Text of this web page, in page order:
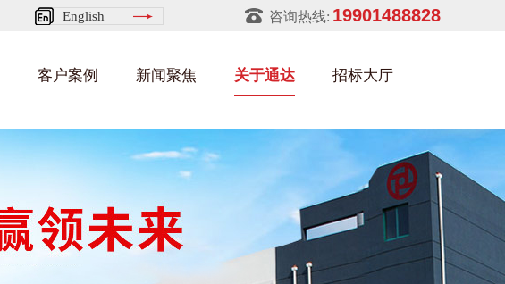
咨询热线: 19901488828
English
建筑部件架
铝型材架 玻璃架 浴缸托盘
金属托盘
客户案例 新闻聚焦 关于通达 招标大厅